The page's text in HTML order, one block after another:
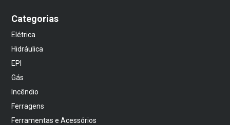
Categorias
Elétrica
Hidráulica
EPI
Gás
Incêndio
Ferragens
Ferramentas e Acessórios